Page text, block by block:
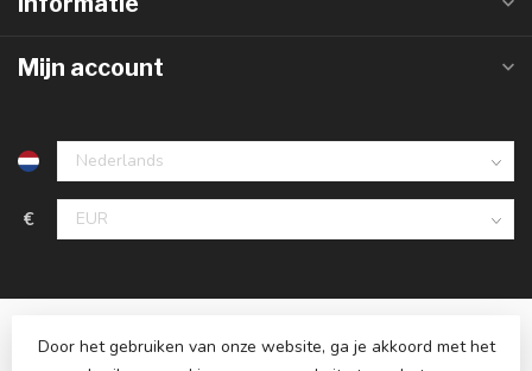
Mijn account
€
Door het gebruiken van onze website, ga je akkoord met het